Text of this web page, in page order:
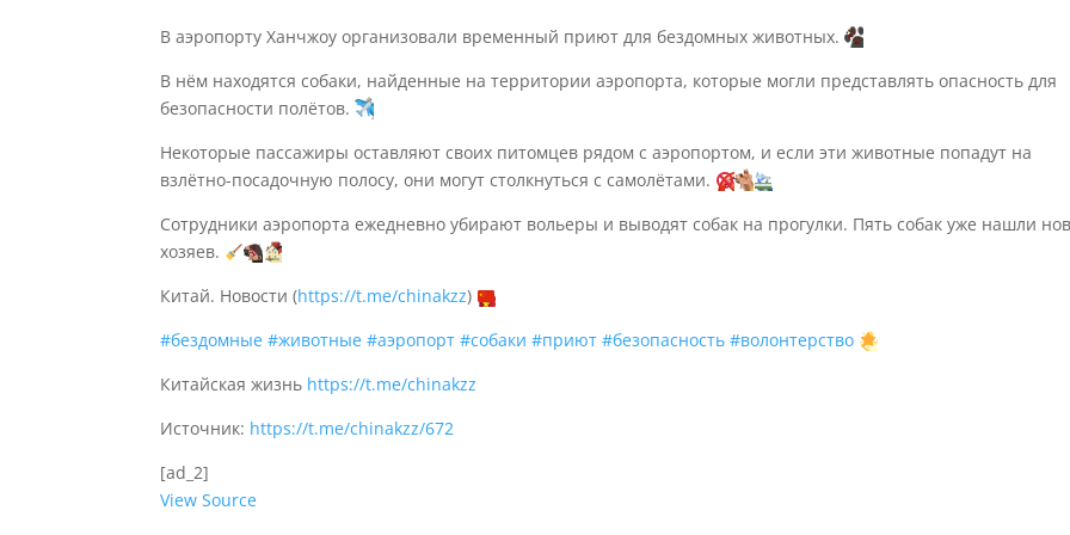
В аэропорту Ханчжоу организовали временный приют для бездомных животных.
В нём находятся собаки, найденные на территории аэропорта, которые могли представлять опасность для
безопасности полётов.
Некоторые пассажиры оставляют своих питомцев рядом с аэропортом, и если эти животные попадут на
взлётно-посадочную полосу, они могут столкнуться с самолётами.
Сотрудники аэропорта ежедневно убирают вольеры и выводят собак на прогулки. Пять собак уже нашли
хозяев.
Китай. Новости (https://t.me/chinakzz)
#бездомные #животные #аэропорт #собаки #приют #безопасность #волонтерство
Китайская жизнь https://t.me/chinakzz
Источник: https://t.me/chinakzz/672
[ad_2]
View Source